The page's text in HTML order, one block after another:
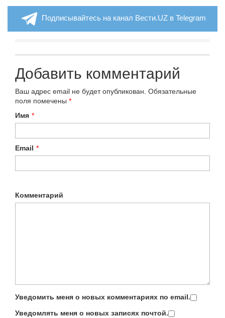
Подписывайтесь на канал Вести.UZ в Telegram
Добавить комментарий
Ваш адрес email не будет опубликован. Обязательные
поля помечены *
Имя *
Email *
Комментарий
Уведомить меня о новых комментариях по email.
Уведомлять меня о новых записях почтой.